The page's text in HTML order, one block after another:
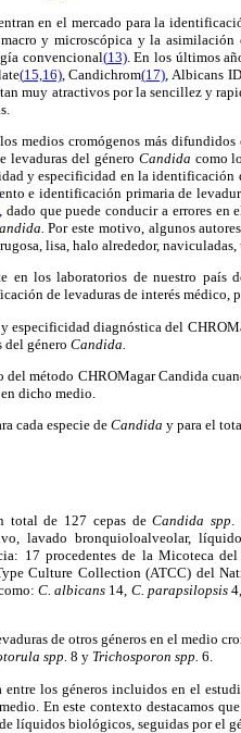
en el mercado para la
y microscópica y la
convencional(13). En los últimos
(15,16), Candichrom(17) , Albicans
muy atractivos por la sencillez y
medios cromógenos más
levaduras del género Candida como
y especificidad en la identificación
e identificación primaria de
, dado que puede conducir a errores
Por este motivo, algunos
lisa, halo alrededor,
en los laboratorios de nuestro país
de levaduras de interés médico,
especificidad diagnóstica del
género Candida.
método CHROMagar Candida
en dicho medio.
cada especie de Candida y para el
total de 127 cepas deCandida spp.
lavado bronquioloalveolar,
17 procedentes de la Micoteca
Culture Collection (ATCC) del
C. albicans 14, C. parapsilopsis
de otros géneros en el medio
spp. 8 y Trichosporon spp. 6.
los géneros incluidos en el
En este contexto destacamos
líquidos biológicos, seguidas por el